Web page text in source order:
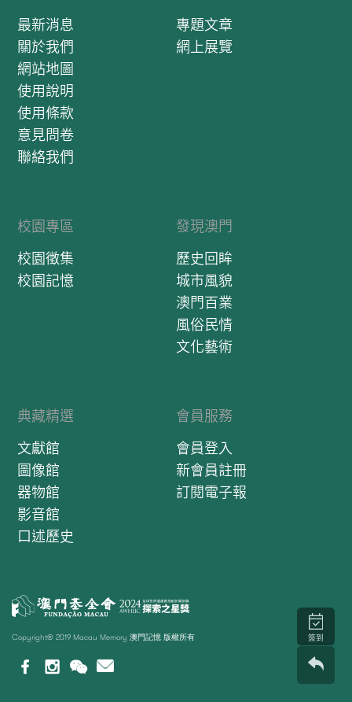
最新消息
關於我們
網站地圖
使用說明
使用條款
意見問卷
聯絡我們
專題文章
網上展覽
校園專區
校園徵集
校園記憶
發現澳門
歷史回眸
城市風貌
澳門百業
風俗民情
文化藝術
典藏精選
文獻館
圖像館
器物館
影音館
口述歷史
會員服務
會員登入
新會員註冊
訂閱電子報
Copyright© 2019 Macau Memory 澳門記憶 版權所有 簽到